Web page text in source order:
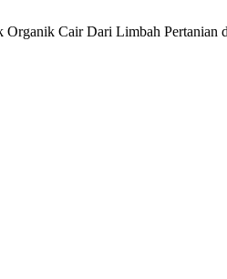
Organik Cair Dari Limbah Pertanian